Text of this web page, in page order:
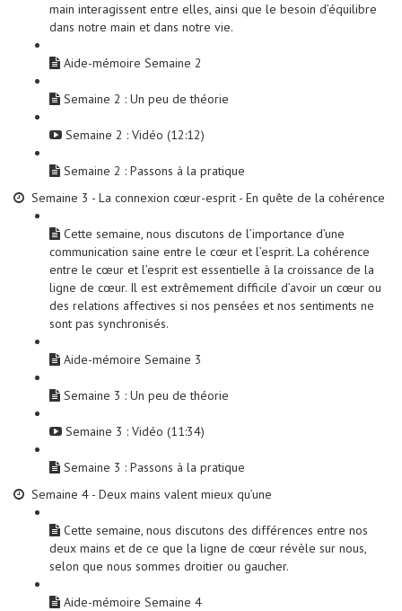
main interagissent entre elles, ainsi que le besoin d’équilibre
dans notre main et dans notre vie.
Aide-mémoire Semaine 2
Semaine 2 : Un peu de théorie
Semaine 2 : Vidéo (12:12)
Semaine 2 : Passons à la pratique
Semaine 3 - La connexion cœur-esprit - En quête de la cohérence
Cette semaine, nous discutons de l’importance d’une
communication saine entre le cœur et l’esprit. La cohérence
entre le cœur et l’esprit est essentielle à la croissance de la
ligne de cœur. Il est extrêmement difficile d’avoir un cœur ou
des relations affectives si nos pensées et nos sentiments ne
sont pas synchronisés.
Aide-mémoire Semaine 3
Semaine 3 : Un peu de théorie
Semaine 3 : Vidéo (11:34)
Semaine 3 : Passons à la pratique
Semaine 4 - Deux mains valent mieux qu’une
Cette semaine, nous discutons des différences entre nos
deux mains et de ce que la ligne de cœur révèle sur nous,
selon que nous sommes droitier ou gaucher.
Aide-mémoire Semaine 4